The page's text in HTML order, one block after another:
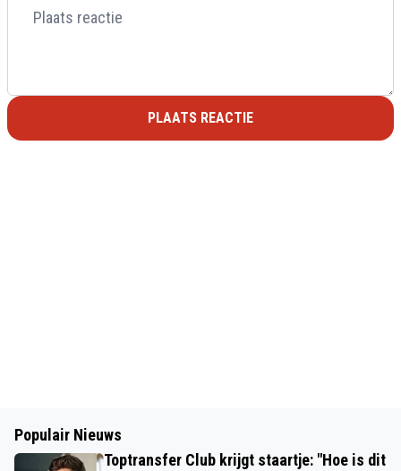
PLAATS REACTIE
Populair Nieuws
Toptransfer Club krijgt staartje: "Hoe is dit